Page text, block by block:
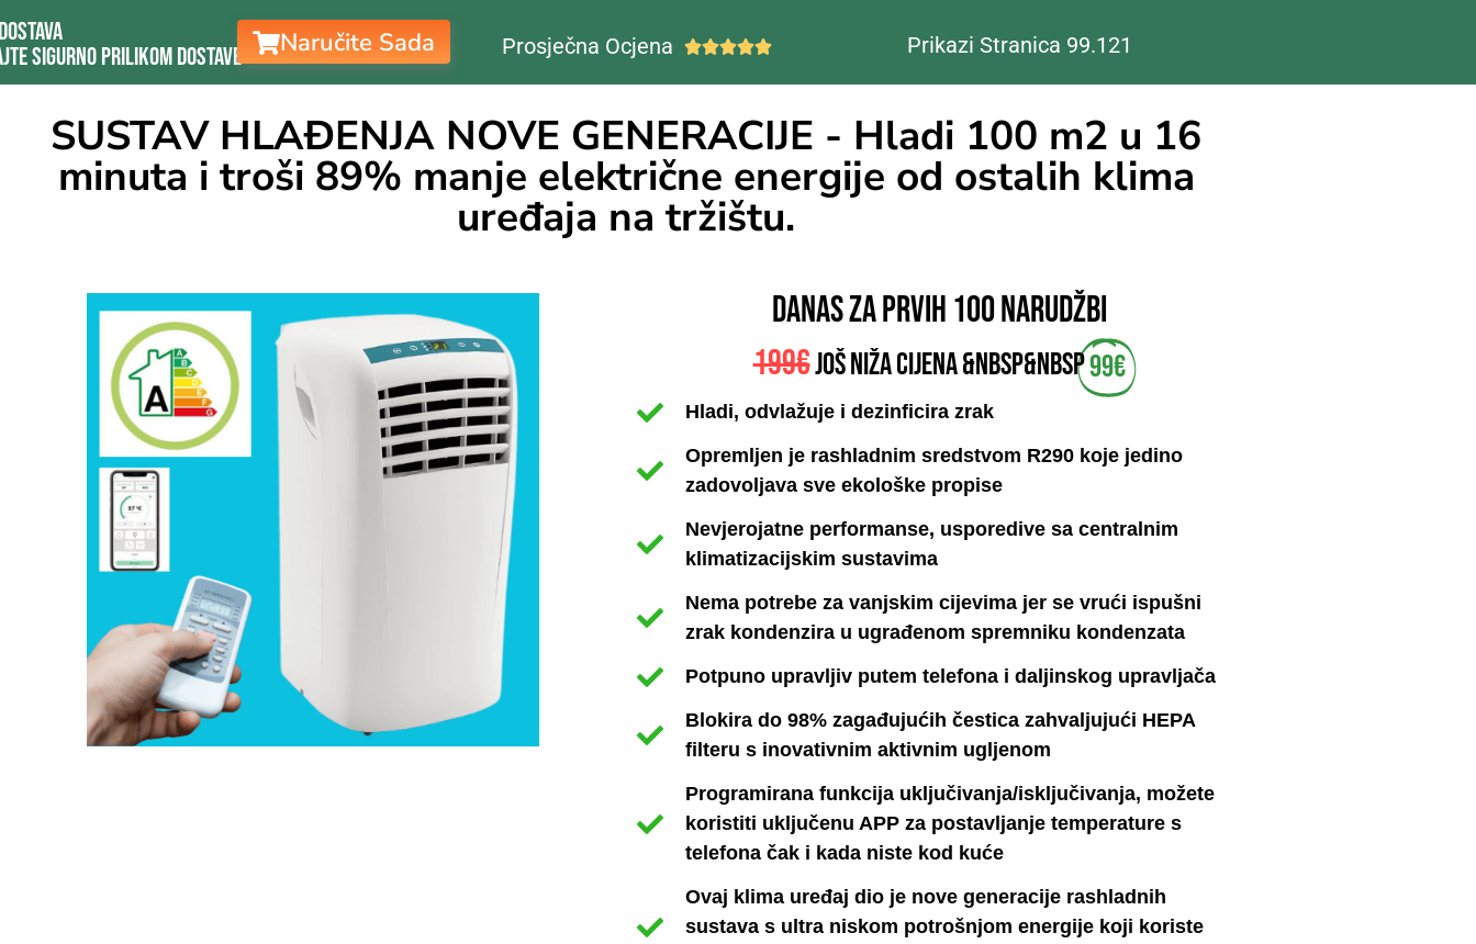
sigurno prilikom dostave
Naručite Sada Prosječna Ocjena  Prikazi Stranica 99.122
SUSTAV HLAĐENJA NOVE GENERACIJE - Hladi 100 m2 u 16
minuta i troši 89% manje električne energije od ostalih klima
uređaja na tržištu.
danas za prvih 100 narudžbi
199€još niža cijena &nbsp&nbsp99€
Hladi, odvlažuje i dezinficira zrak
Opremljen je rashladnim sredstvom R290 koje jedino
zadovoljava sve ekološke propise
Nevjerojatne performanse, usporedive sa centralnim
klimatizacijskim sustavima
Nema potrebe za vanjskim cijevima jer se vrući ispušni
zrak kondenzira u ugrađenom spremniku kondenzata
Potpuno upravljiv putem telefona i daljinskog upravljača
Blokira do 98% zagađujućih čestica zahvaljujući HEPA
filteru s inovativnim aktivnim ugljenom
Programirana funkcija uključivanja/isključivanja, možete
koristiti uključenu APP za postavljanje temperature s
telefona čak i kada niste kod kuće
Ovaj klima uređaj dio je nove generacije rashladnih
sustava s ultra niskom potrošnjom energije koji koriste